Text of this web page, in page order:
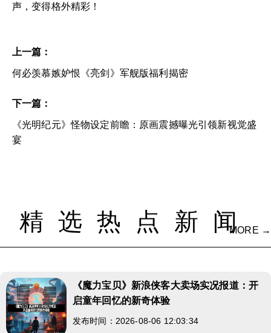
声，变得格外精彩！
上一篇：
何必羡慕嫉妒恨《亮剑》军舰版福利揭密
下一篇：
《光明纪元》怪物设定前瞻：原画震撼曝光引领新视觉盛
宴
精选热点新闻
MORE →
《魔力宝贝》新浪侠客大卖场实况报道：开
启童年回忆的新奇体验
发布时间：2026-08-06 12:03:34